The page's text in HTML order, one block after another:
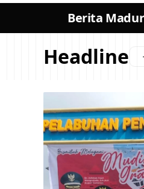
Berita
Headline